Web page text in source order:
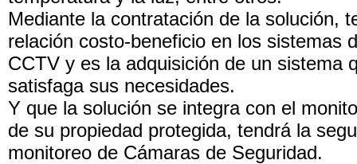
Mediante la contratación de la solución,
relación costo-beneficio en los sistemas
CCTV y es la adquisición de un sistema
satisfaga sus necesidades.
Y que la solución se integra con el
de su propiedad protegida, tendrá la
monitoreo de Cámaras de Seguridad.